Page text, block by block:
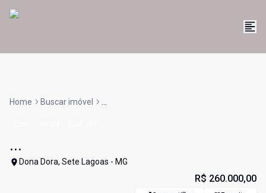
Home Buscar imóvel ...
...
Dona Dora, Sete Lagoas - MG
R$ 260.000,00